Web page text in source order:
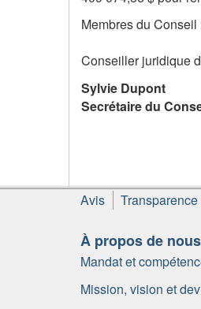
Membres du
Conseiller juridique
Sylvie Dupont
Secrétaire du
Pied
de
page
Avis Transparence
À propos de nous
Mandat et
Mission, vision et